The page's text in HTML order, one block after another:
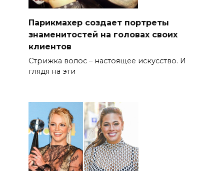
Парикмахер создает портреты
знаменитостей на головах своих
клиентов
Стрижка волос – настоящее искусство. И
глядя на эти